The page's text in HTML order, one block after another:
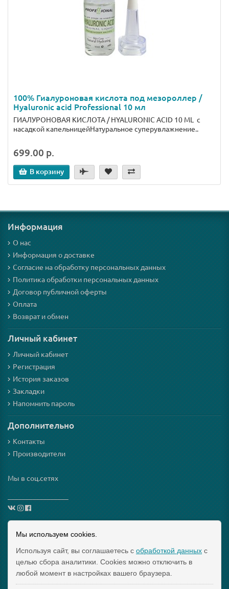
100% Гиалуроновая кислота под мезороллер /
Hyaluronic acid Professional 10 мл
ГИАЛУРОНОВАЯ КИСЛОТА / HYALURONIC ACID 10 ML с
насадкой капельницейНатуральное суперувлажнение..
699.00 р.
В корзину
Информация
О нас
Информация о доставке
Согласие на обработку персональных данных
Политика обработки персональных данных
Договор публичной оферты
Оплата
Возврат и обмен
Личный кабинет
Личный кабинет
Регистрация
История заказов
Закладки
Напомнить пароль
Дополнительно
Контакты
Производители
Мы в соц.сетях
_________________
Схема проезда
Интернет-магазин мезороллеров и косметики для них
"Mezoroller-Info" © 2015-2019 МЕЗОРОЛЛЕР – ТВОЙ
ДОМАШНИЙ КОСМЕТОЛОГ!
Мы используем cookies.
Используя сайт, вы соглашаетесь с обработкой данных с
целью сбора аналитики. Cookies можно отключить в
любой момент в настройках вашего браузера.